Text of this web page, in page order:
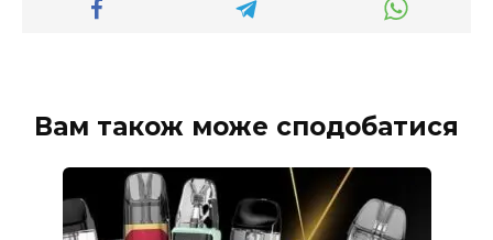
Вам також може сподобатися